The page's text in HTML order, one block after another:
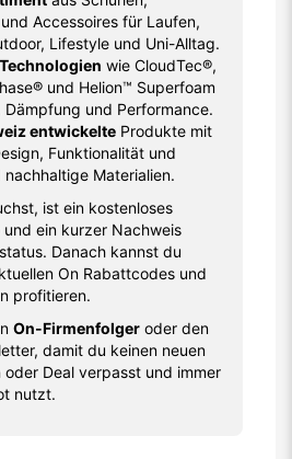
Accessoires für Laufen,
Lifestyle und Uni-Alltag.
wie CloudTec®,
und Helion™ Superfoam
Dämpfung und Performance.
entwickelte Produkte mit
Funktionalität und
nachhaltige Materialien.
ist ein kostenloses
ein kurzer Nachweis
Danach kannst du
On Rabattcodes und
profitieren.
On-Firmenfolger oder den
damit du keinen neuen
oder Deal verpasst und immer
nutzt.